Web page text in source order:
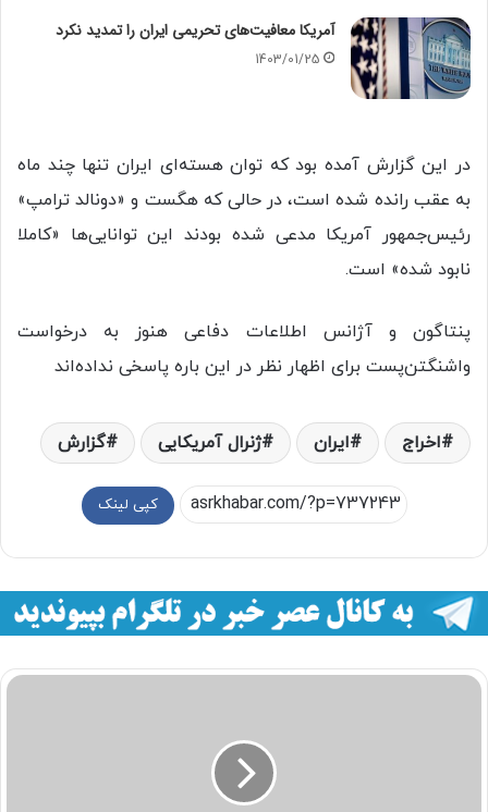
آمریکا معافیت‌های تحریمی ایران را تمدید نکرد
1403/01/25
در این گزارش آمده بود که توان هسته‌ای ایران تنها چند ماه
به عقب رانده شده است، در حالی‌ که هگست و «دونالد ترامپ»
رئیس‌جمهور آمریکا مدعی شده بودند این توانایی‌ها «کاملا
نابود شده» است.
پنتاگون و آژانس اطلاعات دفاعی هنوز به درخواست
واشنگتن‌پست برای اظهار نظر در این باره پاسخی نداده‌اند
اخراج ایران ژنرال آمریکایی گزارش
کپی لینک